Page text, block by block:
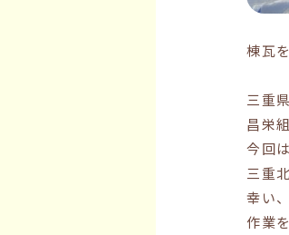
棟瓦
三重
昌栄
今回
三重
幸い
作業